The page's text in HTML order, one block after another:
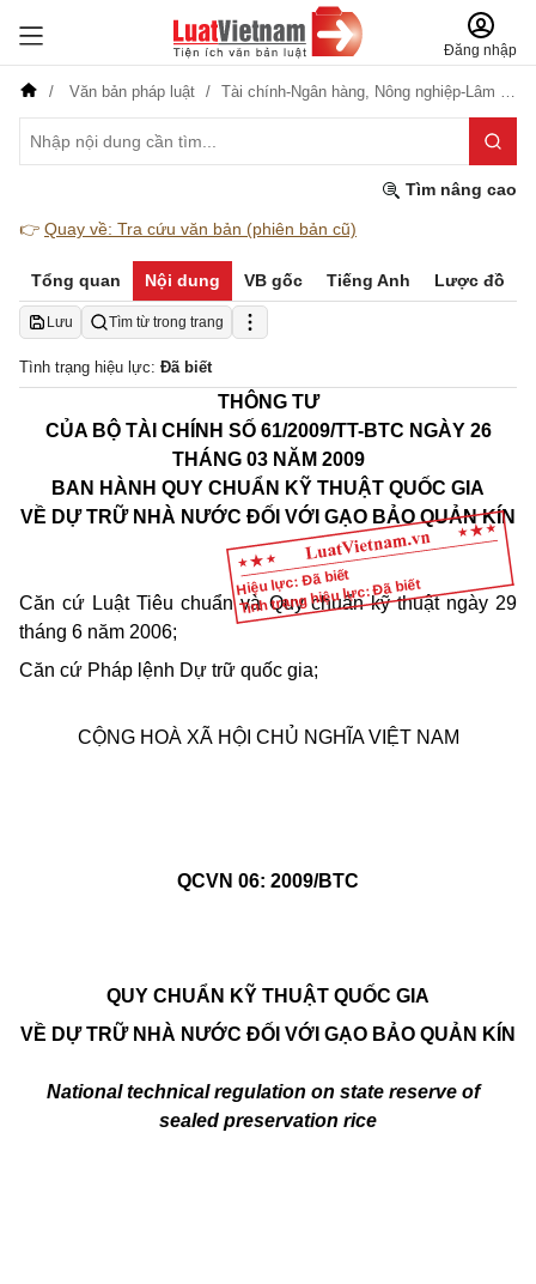
Đăng nhập
Văn bản pháp luật Tài chính-Ngân hàng, Nông nghiệp-Lâm nghiệp
Tìm nâng cao
👉 Quay về: Tra cứu văn bản (phiên bản cũ)
Tổng quan Nội dung VB gốc Tiếng Anh Lược đồ
Lưu Tìm từ trong trang
Tình trạng hiệu lực: Đã biết
Hiệu lực: Đã biết
Tình trạng hiệu lực: Đã biết
THÔNG TƯ
CỦA BỘ TÀI CHÍNH SỐ 61/2009/TT-BTC NGÀY 26
THÁNG 03 NĂM 2009
BAN HÀNH QUY CHUẨN KỸ THUẬT QUỐC GIA
VỀ DỰ TRỮ NHÀ NƯỚC ĐỐI VỚI GẠO BẢO QUẢN KÍN
Căn cứ Luật Tiêu chuẩn và Quy chuẩn kỹ thuật ngày 29
tháng 6 năm 2006;
Căn cứ Pháp lệnh Dự trữ quốc gia;
CỘNG HOÀ XÃ HỘI CHỦ NGHĨA VIỆT NAM
QCVN 06: 2009/BTC
QUY CHUẨN KỸ THUẬT QUỐC GIA
VỀ DỰ TRỮ NHÀ NƯỚC ĐỐI VỚI GẠO BẢO QUẢN KÍN
National technical regulation on state reserve of
sealed preservation rice